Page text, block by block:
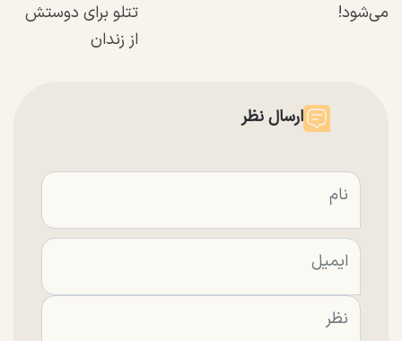
می‌شود!
تتلو برای دوستش
از زندان
ارسال نظر